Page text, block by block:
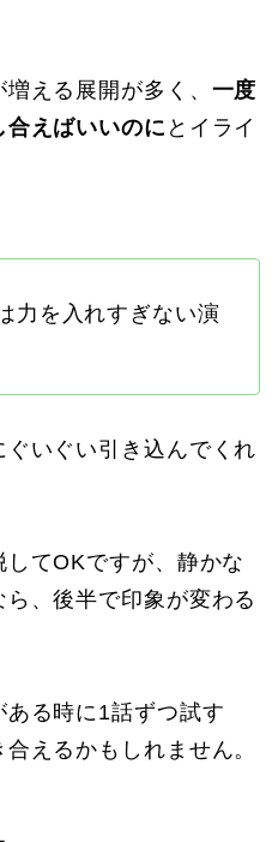
える展開が多く、 一度
えばいいのに とイライ
力を入れすぎない演
いぐい引き込んでくれ
てOKですが、静かな
、後半で印象が変わる
る時に1話ずつ試す
えるかもしれません。